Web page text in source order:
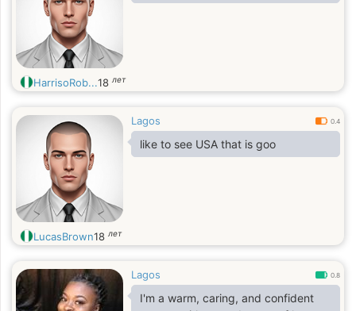
HarrisoRob...18 лет
Lagos 0.4
like to see USA that is goo
LucasBrown18 лет
Lagos 0.8
I'm a warm, caring, and confident